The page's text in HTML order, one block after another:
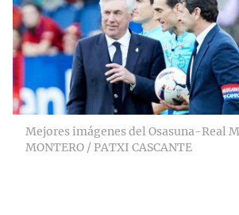
Mejores imágenes del Osasuna-Real
MONTERO / PATXI CASCANTE